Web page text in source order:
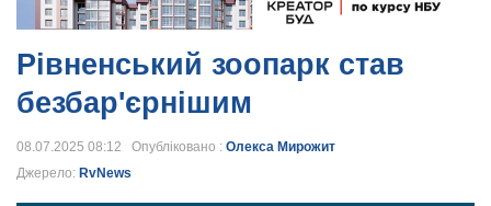
Рівненський зоопарк став
безбар'єрнішим
08.07.2025 08:12 Опубліковано : Олекса Мирожит
Джерело: RvNews